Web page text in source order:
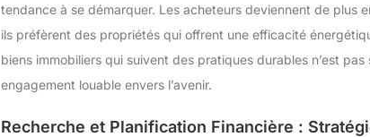
tendance à se démarquer. Les acheteurs deviennent de plus
ils préfèrent des propriétés qui offrent une efficacité
biens immobiliers qui suivent des pratiques durables n’est
engagement louable envers l’avenir.
Recherche et Planification Financière :